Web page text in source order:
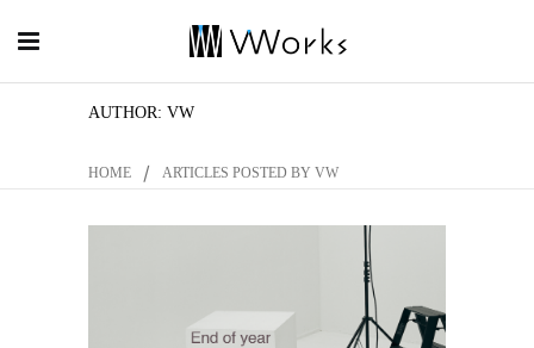
AUTHOR: VW
HOME / ARTICLES POSTED BY VW